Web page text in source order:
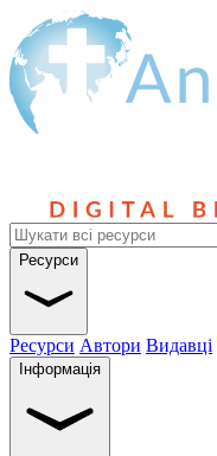
Ресурси
Ресурси Автори Видавці
Інформація